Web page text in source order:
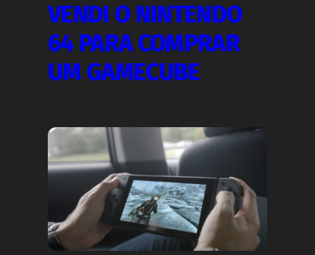
VENDI O NINTENDO
64 PARA COMPRAR
UM GAMECUBE